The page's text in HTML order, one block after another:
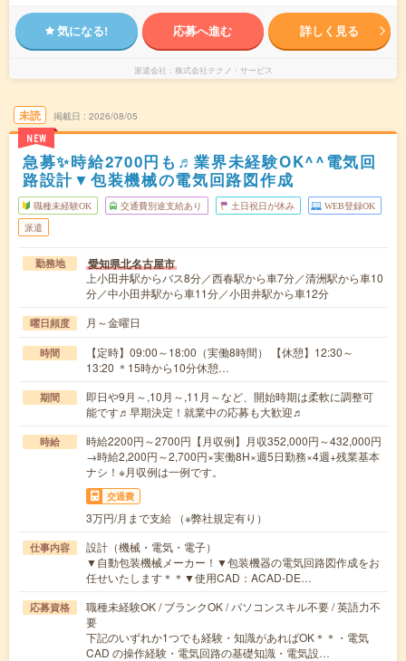
気になる! 応募へ進む 詳しく見る
派遣会社 株式会社テクノ・サービス
未読
NEW
掲載日 2026/08/05
急募✨時給2700円も♬業界未経験OK^^電気回
路設計▼包装機械の電気回路図作成
職種未経験OK 交通費別途支給あり 土日祝日が休み WEB登録OK
派遣
勤務地 愛知県北名古屋市
上小田井駅からバス8分／西春駅から車7分／清洲駅から車10
分／中小田井駅から車11分／小田井駅から車12分
曜日頻度 月～金曜日
時間
【定時】09:00～18:00（実働8時間） 【休憩】12:30～
13:20 ＊15時から10分休憩…
期間
即日や9月～,10月～,11月～など、開始時期は柔軟に調整可
能です♬早期決定！就業中の応募も大歓迎♬
時給
時給2200円～2700円【月収例】月収352,000円～432,000円
→時給2,200円～2,700円×実働8H×週5日勤務×4週+残業基本
ナシ！※月収例は一例です。
交通費
3万円/月まで支給 （※弊社規定有り）
仕事内容
設計（機械・電気・電子）
▼自動包装機械メーカー！▼包装機器の電気回路図作成をお
任せいたします＊＊▼使用CAD：ACAD-DE…
応募資格
職種未経験OK / ブランクOK / パソコンスキル不要 / 英語力不
要
下記のいずれか1つでも経験・知識があればOK＊＊・電気
CAD の操作経験・電気回路の基礎知識・電気設…